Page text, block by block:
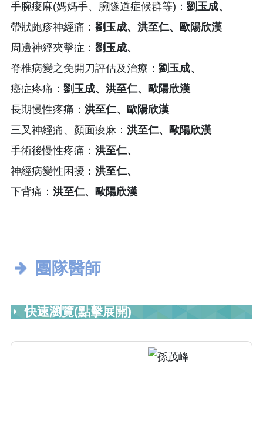
手腕痠麻(媽媽手、腕隧道症候群等)： 劉玉成、
帶狀皰疹神經痛： 劉玉成、洪至仁、歐陽欣漢
周邊神經夾擊症： 劉玉成、
脊椎病變之免開刀評估及治療： 劉玉成、
癌症疼痛： 劉玉成、洪至仁、歐陽欣漢
長期慢性疼痛： 洪至仁、歐陽欣漢
三叉神經痛、顏面痠麻： 洪至仁、歐陽欣漢
手術後慢性疼痛： 洪至仁、
神經病變性困擾： 洪至仁、
下背痛： 洪至仁、歐陽欣漢
團隊醫師
快速瀏覽(點擊展開)